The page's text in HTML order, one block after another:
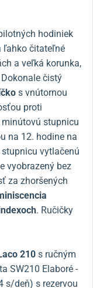
hodiniek
ľahko čitateľné
a veľká korunka,
čistý
s vnútornou
proti
minútovú stupnicu
na 12. hodine na
vytlačenú
vyobrazený bez
za zhoršených
. Ručičky
210 s ručným
SW210 Elaboré -
s/deň) s rezervou